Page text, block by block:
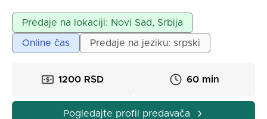
srednjoškolcima. Strpljivost i upornost u radu sa
učenicima su glavne odlike mog rada.
Predaje na lokaciji: Novi Sad, Srbija
Online čas Predaje na jeziku: srpski
1200 RSD 60 min
Pogledajte profil predavača